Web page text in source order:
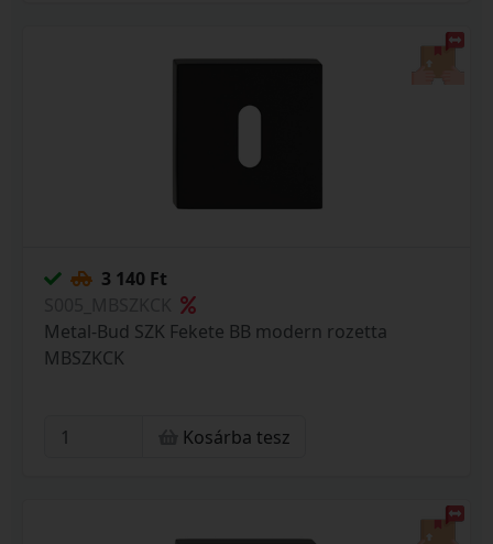
3 140 Ft
Metal-Bud SZK Fekete BB modern rozetta
MBSZKCK
Kosárba tesz